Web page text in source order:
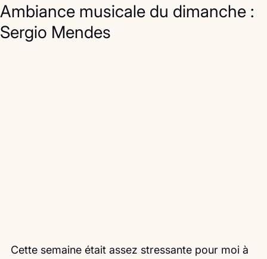
Ambiance musicale du dimanche :
Sergio Mendes
Cette semaine était assez stressante pour moi à